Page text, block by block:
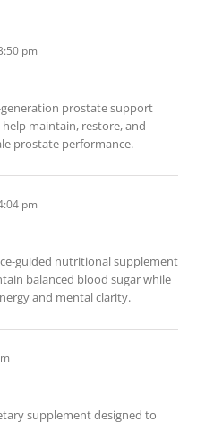
pm
generation prostate support
maintain, restore, and
prostate performance.
pm
guided nutritional supplement
balanced blood sugar while
and mental clarity.
supplement designed to